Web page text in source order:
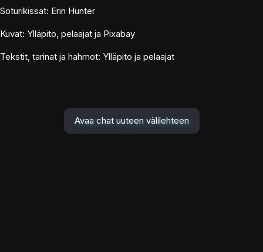
Soturikissat: Erin Hunter
Kuvat: Ylläpito, pelaajat ja Pixabay
Tekstit, tarinat ja hahmot: Ylläpito ja pelaajat
Avaa chat uuteen välilehteen